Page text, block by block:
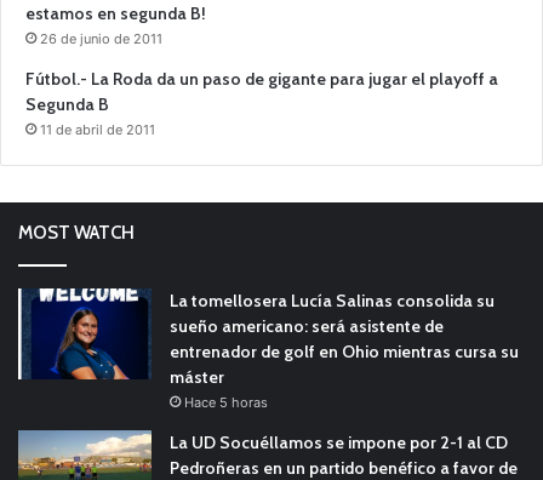
estamos en segunda B!
26 de junio de 2011
Fútbol.- La Roda da un paso de gigante para jugar el playoff a
Segunda B
11 de abril de 2011
MOST WATCH
La tomellosera Lucía Salinas consolida su
sueño americano: será asistente de
entrenador de golf en Ohio mientras cursa su
máster
Hace 5 horas
La UD Socuéllamos se impone por 2-1 al CD
Pedroñeras en un partido benéfico a favor de